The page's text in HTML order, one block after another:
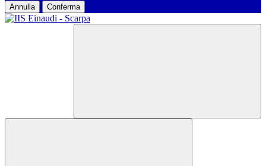
Annulla Conferma